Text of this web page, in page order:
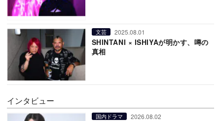
文芸 2025.08.01
SHINTANI × ISHIYAが明かす、噂の
真相
インタビュー
国内ドラマ 2026.08.02